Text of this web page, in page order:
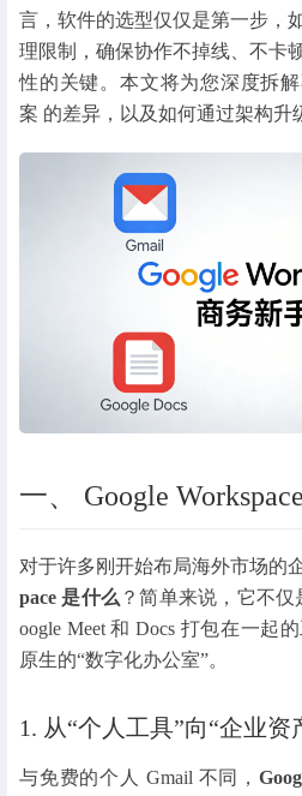
言，软件的选型仅仅是第一步，
理限制，确保协作不掉线、不卡
性的关键。本文将为您深度拆解
案 的差异，以及如何通过架构升
一、 Google
对于许多刚开始布局海外市场的
pace 是什么 ？简单来说，它不
oogle Meet 和 Docs 打包在一起
原生的“数字化办公室”。
1. 从“个人工具”向“企业资
与免费的个人 Gmail 不同，